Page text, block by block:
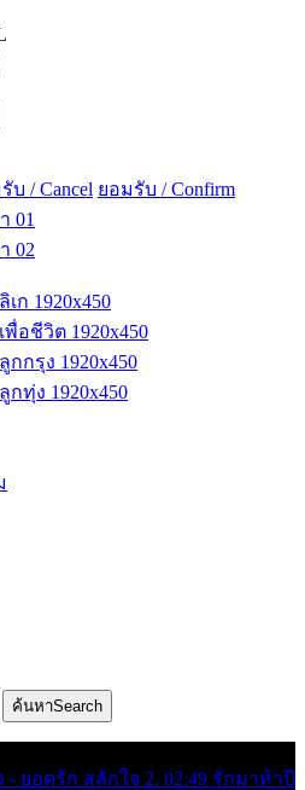
บ / Cancel ยอมรับ / Confirm
ค้นหาSearch
- ยอดรัก สลักใจ 2. 02:49 รักมาห้าปี